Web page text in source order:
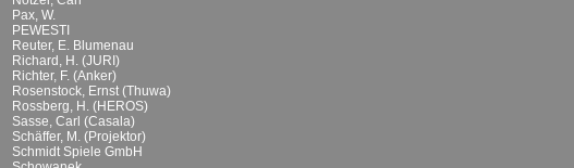
Pax, W.
PEWESTI
Reuter, E. Blumenau
Richard, H. (JURI)
Richter, F. (Anker)
Rosenstock, Ernst (Thuwa)
Rossberg, H. (HEROS)
Sasse, Carl (Casala)
Schäffer, M. (Projektor)
Schmidt Spiele GmbH